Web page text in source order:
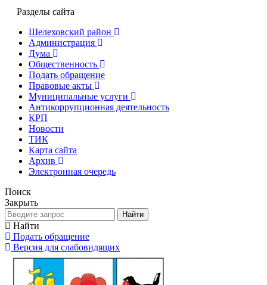
Разделы сайта
Шелеховский район
Администрация
Дума
Общественность
Подать обращение
Правовые акты
Муниципальные услуги
Антикоррупционная деятельность
КРП
Новости
ТИК
Карта сайта
Архив
Электронная очередь
Поиск
Закрыть
Найти
Найти
Подать обращение
Версия для слабовидящих